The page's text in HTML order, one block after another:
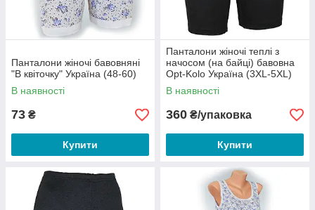
Панталони жіночі бавовняні
"В квіточку" Україна (48-60)
В наявності
73 ₴
Купити
Панталони жіночі теплі з
начосом (на байці) бавовна
Opt-Kolo Україна (3XL-5XL)
— 120 грн/шт
В наявності
360 ₴/упаковка
Купити